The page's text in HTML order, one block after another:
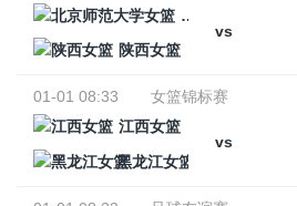
北京师范大学女篮
vs
陕西女篮
01-01 08:33
女篮锦标赛
江西女篮
vs
黑龙江女篮